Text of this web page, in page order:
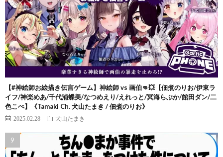
【#神絵師お絵描き伝言ゲーム】神絵師 vs 画伯👊💥【佃煮のりお/伊東ラ
イフ/神楽めあ/千代浦蝶美/なつめえり/えれっと/冥海らぶか/館田ダン/二
色こぺ】《Tamaki Ch. 犬山たまき / 佃煮のりお》
2025.02.28 犬山たまき